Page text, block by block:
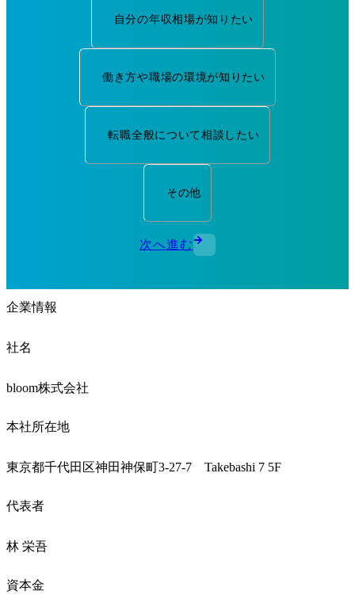
自分の年収相場が知りたい
働き方や職場の環境が知りたい
転職全般について相談したい
その他
次へ進む
企業情報
社名
bloom株式会社
本社所在地
東京都千代田区神田神保町3-27-7　Takebashi 7 5F
代表者
林 栄吾
資本金